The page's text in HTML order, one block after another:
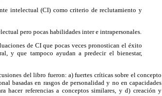
intelectual (CI) como criterio de reclutamiento y
pero pocas habilidades inter e intrapersonales.
de CI que pocas veces pronostican el éxito
y que tampoco ayudan a predecir el bienestar,
del libro fueron: a) fuertes críticas sobre el concepto
basadas en rasgos de personalidad y no en capacidades
referencias a conceptos similares, y d) creación y